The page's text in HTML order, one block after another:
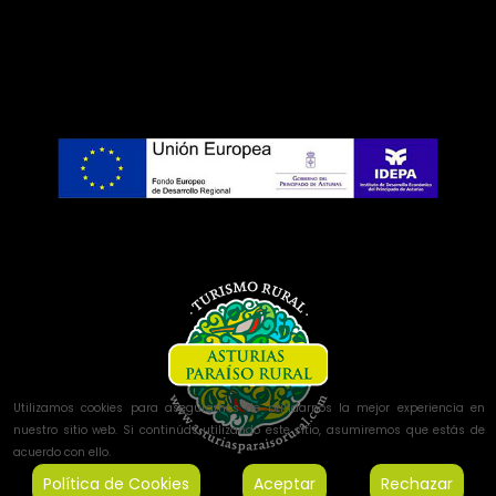
Utilizamos cookies para asegurarnos de brindarnos la mejor experiencia en
nuestro sitio web. Si continúas utilizando este sitio, asumiremos que estás de
acuerdo con ello.
Política de Cookies Aceptar Rechazar